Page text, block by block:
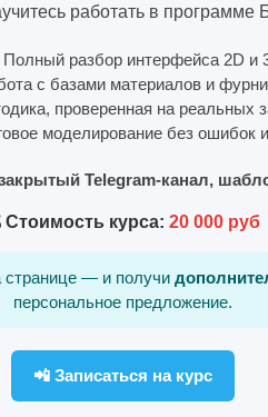
работать в
разбор интерфейса 2D и
с базами материалов и
проверенная на реальных
моделирование без ошибок
Telegram-канал,
Стоимость курса: 20 000 руб
странице — и получи
персональное предложение.
📲 Записаться на курс